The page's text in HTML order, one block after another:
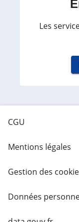
Les
CGU
Mentions légales
Gestion des
Données